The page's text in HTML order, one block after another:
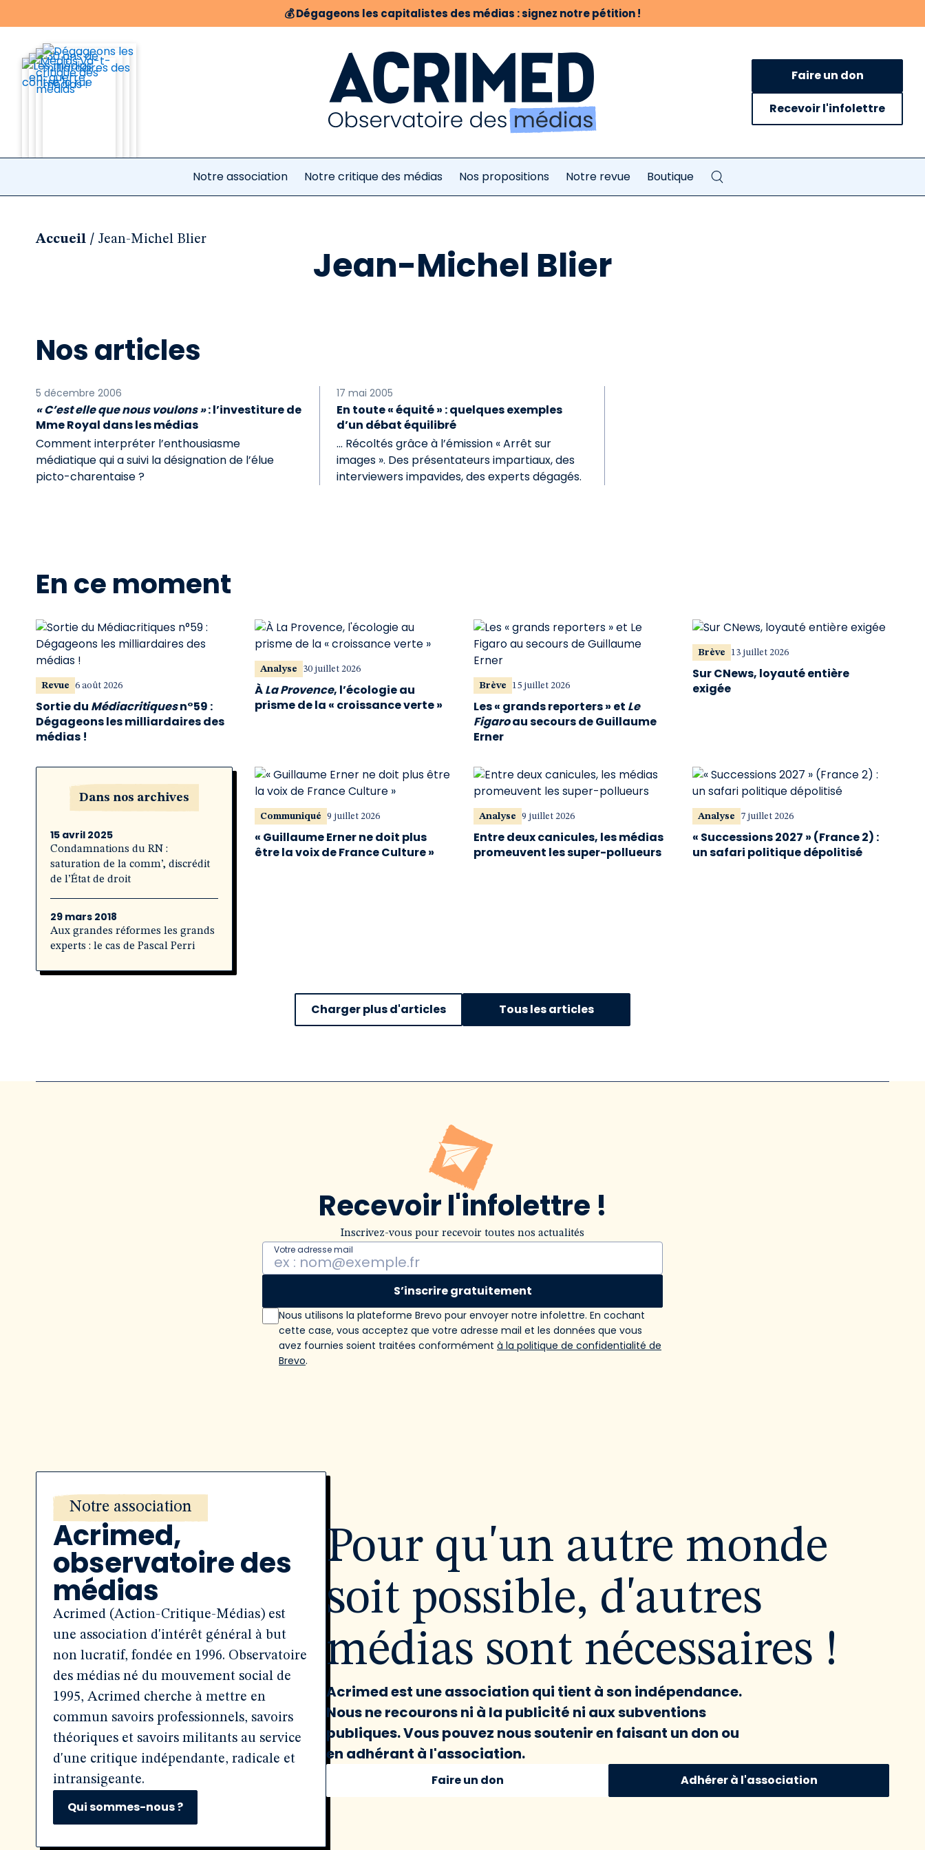
💰Dégageons les capitalistes des médias : signez notre pétition !
Faire un don
Recevoir l'infolettre
Notre association Notre critique des médias Nos propositions Notre revue Boutique
Accueil / Jean-Michel Blier
Jean-Michel Blier
Nos articles
5 décembre 2006
« C’est elle que nous voulons »: l’investiture de
Mme Royal dans les médias
Comment interpréter l’enthousiasme
médiatique qui a suivi la désignation de l’élue
picto-charentaise ?
17 mai 2005
En toute « équité » : quelques exemples
d’un débat équilibré
... Récoltés grâce à l’émission « Arrêt sur
images ». Des présentateurs impartiaux, des
interviewers impavides, des experts dégagés.
En ce moment
Revue 6 août 2026
Sortie du Médiacritiquesn°59 :
Dégageons les milliardaires des
médias !
Analyse 30 juillet 2026
ÀLa Provence, l’écologie au
prisme de la « croissance verte »
Brève 15 juillet 2026
Les « grands reporters » et Le
Figaroau secours de Guillaume
Erner
Brève 13 juillet 2026
Sur CNews, loyauté entière
exigée
Dans nos archives
15 avril 2025
Condamnations du RN :
saturation de la comm’, discrédit
de l’État de droit
29 mars 2018
Aux grandes réformes les grands
experts : le cas de Pascal Perri
Communiqué 9 juillet 2026
« Guillaume Erner ne doit plus
être la voix de France Culture »
Analyse 9 juillet 2026
Entre deux canicules, les médias
promeuvent les super-pollueurs
Analyse 7 juillet 2026
« Successions 2027 » (France 2) :
un safari politique dépolitisé
Charger plus d'articles Tous les articles
Recevoir l'infolettre !
Inscrivez-vous pour recevoir toutes nos actualités
Votre adresse mail
S’inscrire gratuitement
Nous utilisons la plateforme Brevo pour envoyer notre infolettre. En cochant
cette case, vous acceptez que votre adresse mail et les données que vous
avez fournies soient traitées conformément à la politique de confidentialité de
Brevo.
Notre association
Acrimed,
observatoire des
médias
Acrimed (Action-Critique-Médias) est
une association d'intérêt général à but
non lucratif, fondée en 1996. Observatoire
des médias né du mouvement social de
1995, Acrimed cherche à mettre en
commun savoirs professionnels, savoirs
théoriques et savoirs militants au service
d'une critique indépendante, radicale et
intransigeante.
Qui sommes-nous ?
Pour qu'un autre monde
soit possible, d'autres
médias sont nécessaires !
Acrimed est une association qui tient à son indépendance.
Nous ne recourons ni à la publicité ni aux subventions
publiques. Vous pouvez nous soutenir en faisant un don ou
en adhérant à l'association.
Faire un don Adhérer à l'association